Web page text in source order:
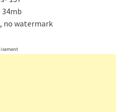
34mb
no watermark